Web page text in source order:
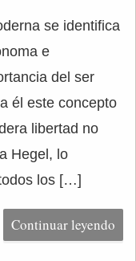
se identifica
e
del ser
él este concepto
libertad no
Hegel, lo
los […]
Continuar leyendo